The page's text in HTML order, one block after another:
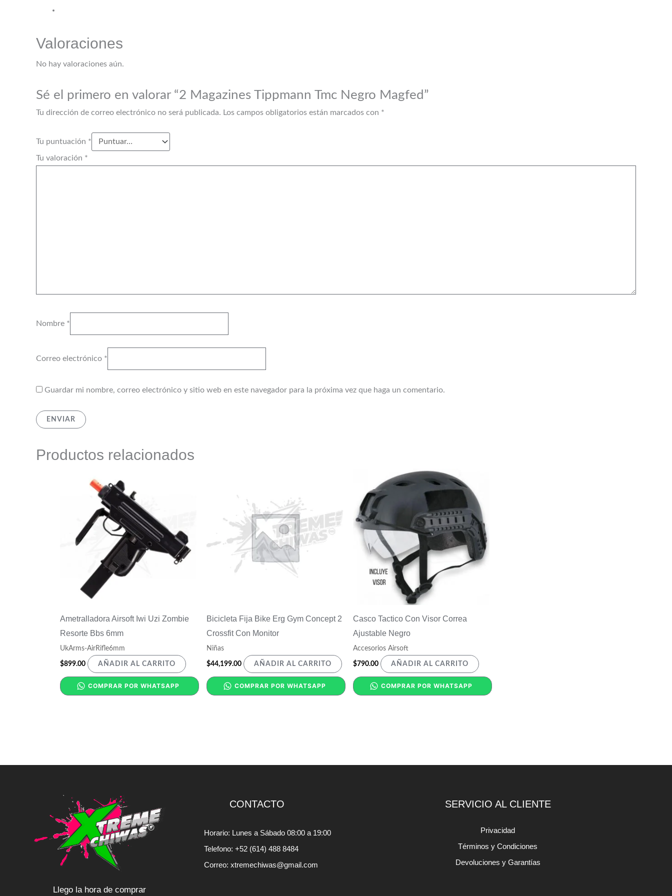
Valoraciones
No hay valoraciones aún.
Sé el primero en valorar “2 Magazines Tippmann Tmc Negro Magfed”
Tu dirección de correo electrónico no será publicada. Los campos obligatorios están marcados con *
Tu puntuación *
Tu valoración *
Nombre *
Correo electrónico *
Guardar mi nombre, correo electrónico y sitio web en este navegador para la próxima vez que haga un comentario.
Productos relacionados
Ametralladora Airsoft Iwi Uzi Zombie
Resorte Bbs 6mm
UkArms-AirRifle6mm
$899.00 AÑADIR AL CARRITO
COMPRAR POR WHATSAPP
Bicicleta Fija Bike Erg Gym Concept 2
Crossfit Con Monitor
Niñas
$44,199.00 AÑADIR AL CARRITO
COMPRAR POR WHATSAPP
Casco Tactico Con Visor Correa
Ajustable Negro
Accesorios Airsoft
$790.00 AÑADIR AL CARRITO
COMPRAR POR WHATSAPP
Llego la hora de comprar
CONTACTO
Horario: Lunes a Sábado 08:00 a 19:00
Telefono: +52 (614) 488 8484
Correo: xtremechiwas@gmail.com
SERVICIO AL CLIENTE
Privacidad
Términos y Condiciones
Devoluciones y Garantías